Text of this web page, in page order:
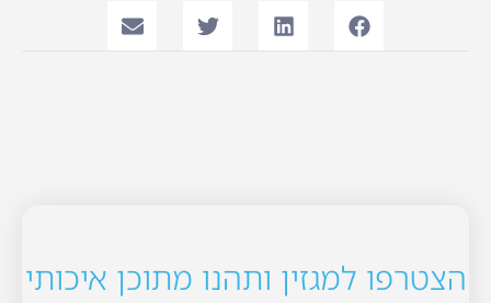
הצטרפו למגזין ותהנו מתוכן איכותי